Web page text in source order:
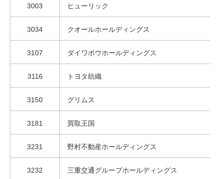
3003 ヒューリック
3034 クオールホールディングス
3107 ダイワボウホールディングス
3116 トヨタ紡織
3150 グリムス
3181 買取王国
3231 野村不動産ホールディングス
3232 三重交通グループホールディングス